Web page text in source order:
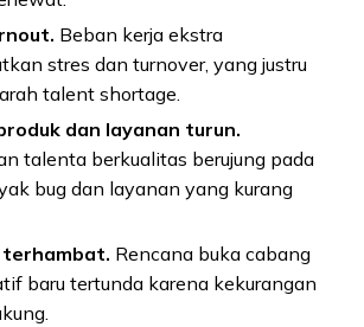
Beban kerja ekstra
stres dan turnover, yang justru
talent shortage.
dan layanan turun.
talenta berkualitas berujung pada
bug dan layanan yang kurang
terhambat. Rencana buka cabang
baru tertunda karena kekurangan